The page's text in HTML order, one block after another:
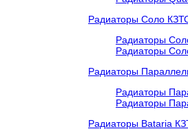
Радиаторы Соло
Радиаторы
Радиаторы
Радиаторы
Радиаторы
Радиаторы
Радиаторы Bataria